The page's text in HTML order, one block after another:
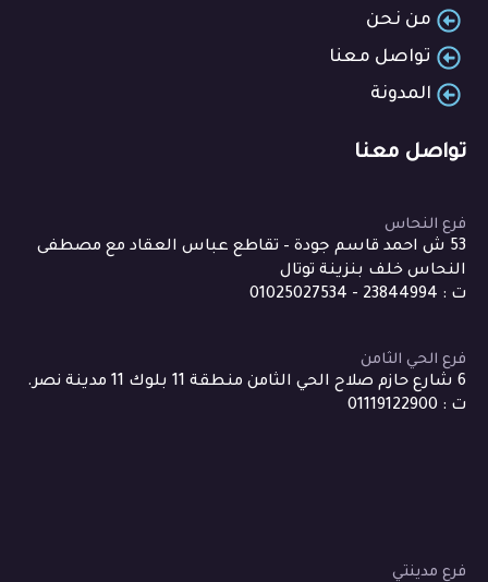
من نحن
تواصل معنا
المدونة
تواصل معنا
فرع النحاس
53 ش احمد قاسم جودة – تقاطع عباس العقاد مع مصطفى
النحاس خلف بنزينة توتال
ت : 23844994 - 01025027534
فرع الحي الثامن
6 شارع حازم صلاح الحي الثامن منطقة 11 بلوك 11 مدينة نصر.
ت : 01119122900
فرع مدينتي